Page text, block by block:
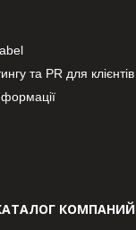
та PR для клієнтів
КОМПАНИЙ